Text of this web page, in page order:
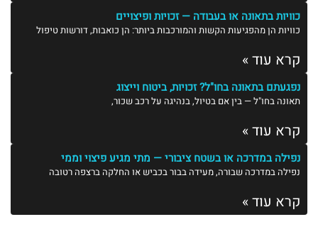
כוויות בתאונה או בעבודה — זכויות ופיצויים
כוויות הן מהפגיעות הקשות והמורכבות ביותר: הן כואבות, דורשות טיפול
קרא עוד »
נפגעתם בתאונה בחו"ל? זכויות, ביטוח וייצוג
תאונה בחו"ל — בין אם בטיול, בנהיגה על רכב שכור,
קרא עוד »
נפילה במדרכה או בשטח ציבורי — מתי מגיע פיצוי וממי
נפילה במדרכה שבורה, מעידה בבור בכביש או החלקה ברצפה רטובה
קרא עוד »